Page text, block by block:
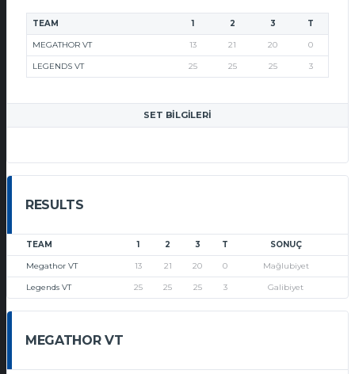
TEAM 1 2 3 T
MEGATHOR VT 13 21 20 0
LEGENDS VT 25 25 25 3
SET BILGILERI
RESULTS
TEAM 1 2 3 T SONUÇ
Megathor VT 13 21 20 0 Mağlubiyet
Legends VT 25 25 25 3 Galibiyet
MEGATHOR VT